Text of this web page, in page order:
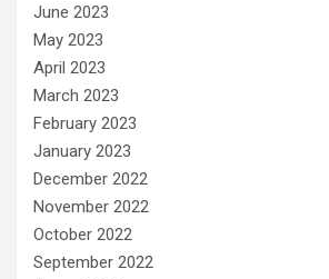
June 2023
May 2023
April 2023
March 2023
February 2023
January 2023
December 2022
November 2022
October 2022
September 2022